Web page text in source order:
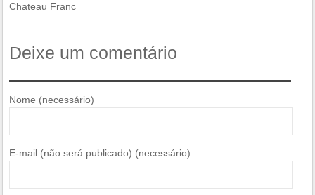
Chateau Franc
Deixe um comentário
Nome (necessário)
E-mail (não será publicado) (necessário)